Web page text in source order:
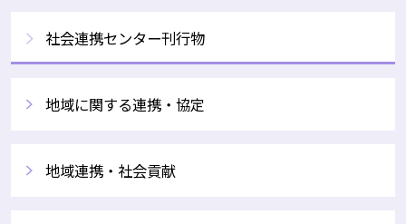
社会連携センター刊行物
地域に関する連携・協定
地域連携・社会貢献